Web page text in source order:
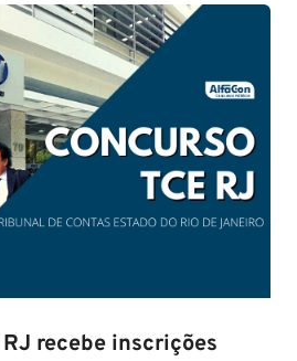
RJ recebe inscrições